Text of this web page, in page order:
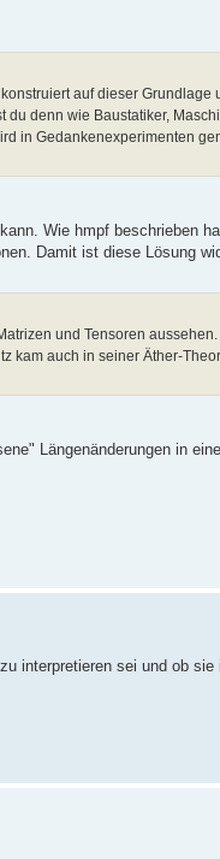
auf dieser Grundlage
denn wie Baustatiker,
in Gedankenexperimenten
Wie hmpf beschrieben
Damit ist diese Lösung
und Tensoren
kam auch in seiner Äther-
Längenänderungen in
interpretieren sei und ob sie